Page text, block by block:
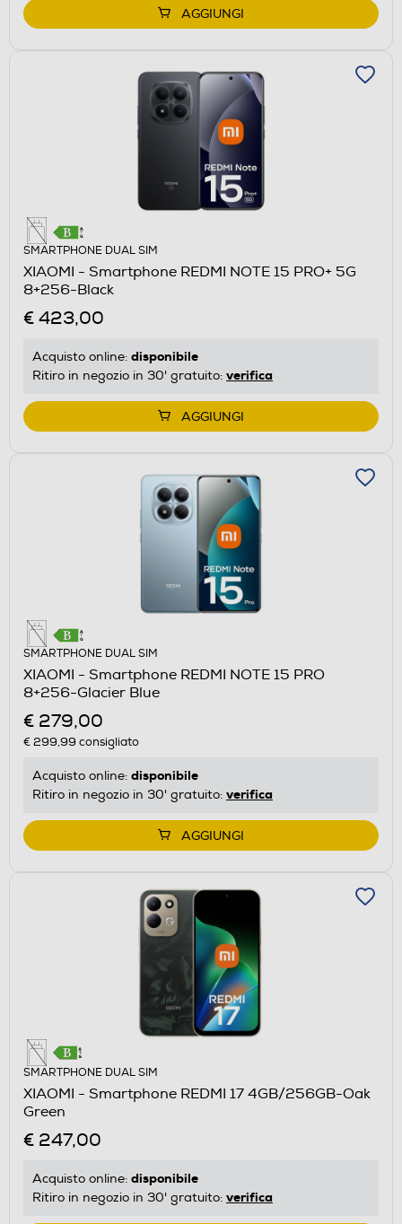
AGGIUNGI
SMARTPHONE DUAL SIM
XIAOMI - Smartphone REDMI NOTE 15 PRO+ 5G
8+256-Black
€ 423,00
Acquisto online: disponibile
Ritiro in negozio in 30' gratuito: verifica
AGGIUNGI
SMARTPHONE DUAL SIM
XIAOMI - Smartphone REDMI NOTE 15 PRO
8+256-Glacier Blue
€ 279,00
€ 299,99 consigliato
Acquisto online: disponibile
Ritiro in negozio in 30' gratuito: verifica
AGGIUNGI
SMARTPHONE DUAL SIM
XIAOMI - Smartphone REDMI 17 4GB/256GB-Oak
Green
€ 247,00
Acquisto online: disponibile
Ritiro in negozio in 30' gratuito: verifica